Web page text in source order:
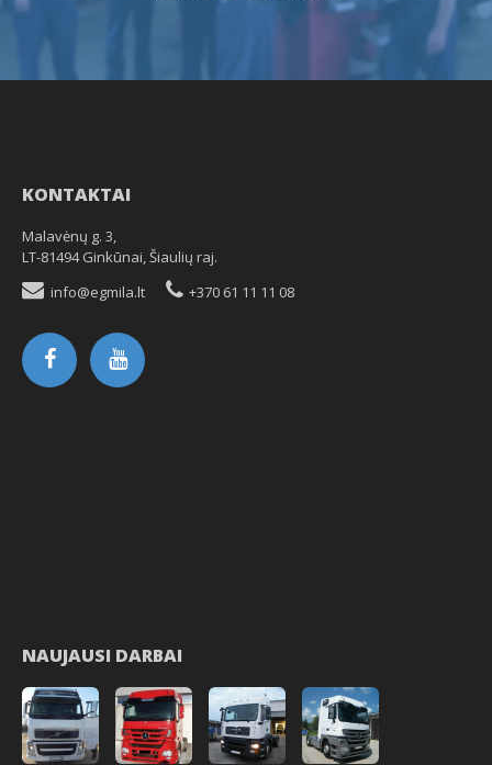
KONTAKTAI
Malavėnų g. 3,
LT-81494 Ginkūnai, Šiaulių raj.
info@egmila.lt
+370 61 11 11 08
NAUJAUSI DARBAI